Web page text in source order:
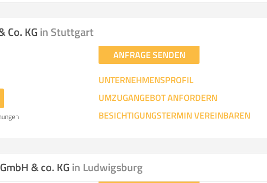
Co. KGin Stuttgart
ANFRAGE SENDEN
UNTERNEHMENSPROFIL
UMZUGANGEBOT ANFORDERN
BESICHTIGUNGSTERMIN VEREINBAREN
& co. KGin Ludwigsburg